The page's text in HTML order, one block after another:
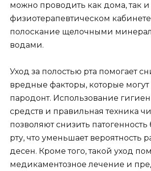
можно проводить как дома, так и
физиотерапевтическом
полоскание щелочными
водами.
Уход за полостью рта помогает
вредные факторы, которые
пародонт. Использование
средств и правильная техника
позволяют снизить
рту, что уменьшает вероятность
десен. Кроме того, такой уход
медикаментозное лечение и